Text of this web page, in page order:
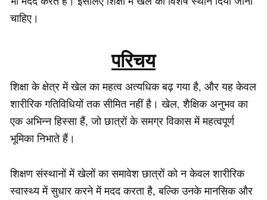
चाहिए।
परिचय
शिक्षा के क्षेत्र में खेल का महत्व अत्यधिक बढ़ गया है, और यह केवल
शारीरिक गतिविधियों तक सीमित नहीं है। खेल, शैक्षिक अनुभव का
एक अभिन्न हिस्सा हैं, जो छात्रों के समग्र विकास में महत्वपूर्ण
भूमिका निभाते हैं।
शिक्षण संस्थानों में खेलों का समावेश छात्रों को न केवल शारीरिक
स्वास्थ्य में सुधार करने में मदद करता है, बल्कि उनके मानसिक और